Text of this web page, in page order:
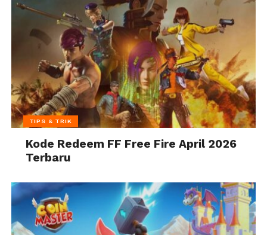
TIPS & TRIK
Kode Redeem FF Free Fire April 2026
Terbaru